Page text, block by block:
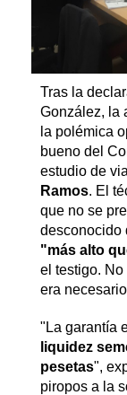
Tras la
González, la
la polémica
bueno del
estudio de
Ramos. El
que no se
desconocido
"más alto
el testigo.
era
"La garantía
liquidez
pesetas",
piropos a la